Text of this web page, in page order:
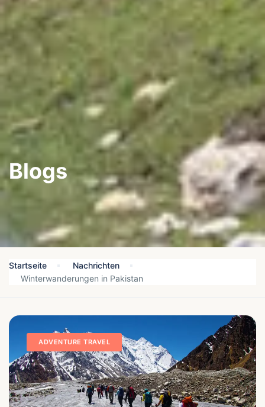
Blogs
Startseite
Nachrichten
Winterwanderungen in Pakistan
ADVENTURE TRAVEL